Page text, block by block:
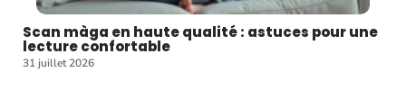
Scan màga en haute qualité : astuces pour une
lecture confortable
31 juillet 2026